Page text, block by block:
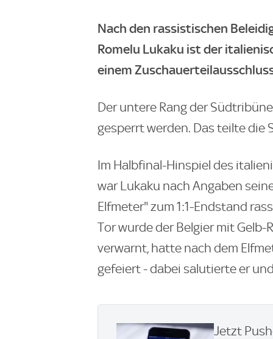
Nach den rassistischen
Romelu Lukaku ist der
einem
Der untere Rang der
gesperrt werden. Das teilte die
Im Halbfinal-Hinspiel des
war Lukaku nach Angaben
Elfmeter" zum 1:1-Endstand
Tor wurde der Belgier mit
verwarnt, hatte nach dem
gefeiert - dabei salutierte er
Jetzt